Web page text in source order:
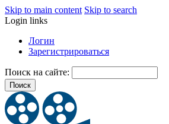
Skip to main content Skip to search
Login links
Логин
Зарегистрироваться
Поиск на сайте: